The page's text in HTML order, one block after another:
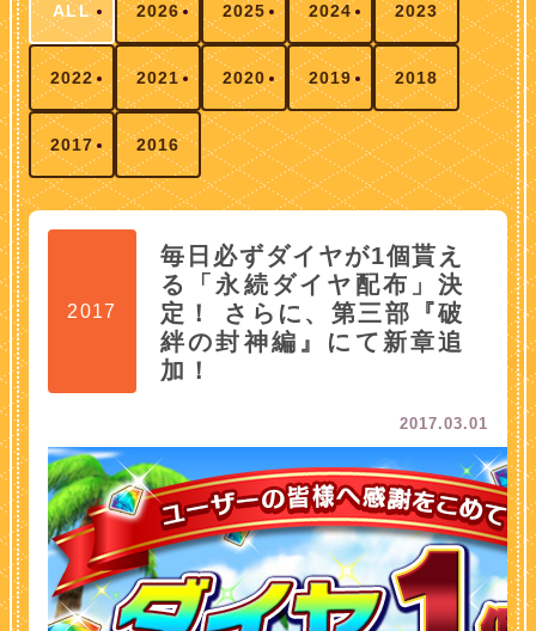
ALL 2026 2025 2024 2023
2022 2021 2020 2019 2018
2017 2016
2017
毎日必ずダイヤが1個貰え
る「永続ダイヤ配布」決
定！ さらに、第三部『破
絆の封神編』にて新章追
加！
2017.03.01